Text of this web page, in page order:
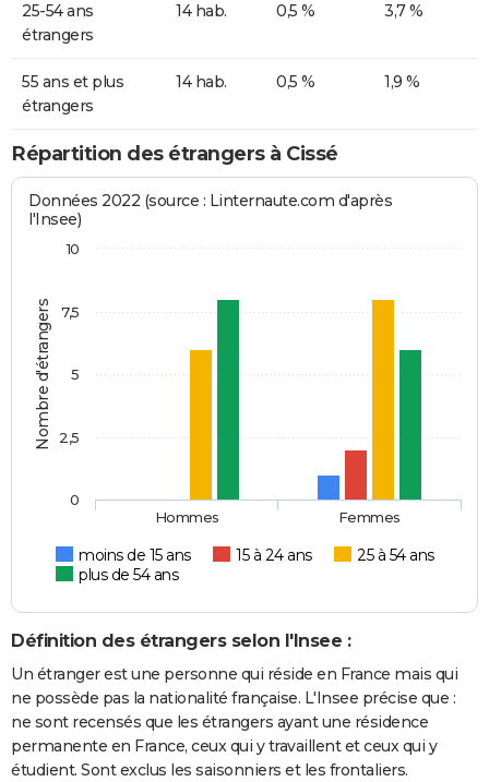
25-54 ans
étrangers
14 hab. 0,5 % 3,7 %
55 ans et plus
étrangers
14 hab. 0,5 % 1,9 %
Répartition des étrangers à Cissé
Nombre d'étrangers
Données 2022 (source : Linternaute.com d'après
l'Insee)
moins de 15 ans 15 à 24 ans
25 à 54 ans
plus de 54 ans
Hommes Femmes
0
2,5
5
7,5
10
Définition des étrangers selon l'Insee :
Un étranger est une personne qui réside en France mais qui
ne possède pas la nationalité française. L'Insee précise que :
ne sont recensés que les étrangers ayant une résidence
permanente en France, ceux qui y travaillent et ceux qui y
étudient. Sont exclus les saisonniers et les frontaliers.